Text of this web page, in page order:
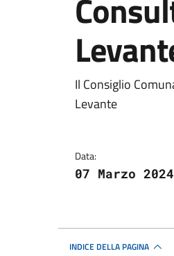
Il Consiglio
Levante
Data:
07 Marzo 2024
INDICE DELLA PAGINA